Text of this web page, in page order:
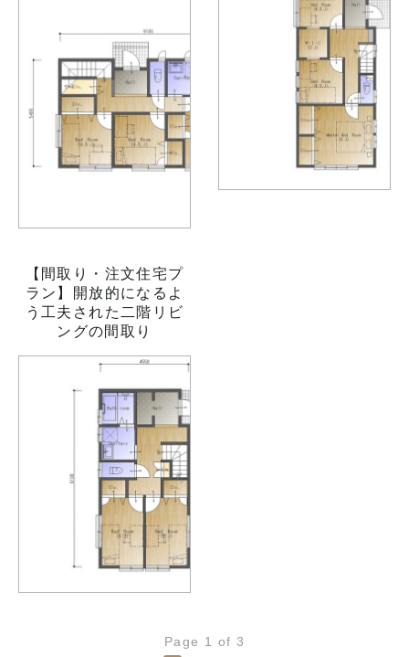
【間取り・注文住宅プ
ラン】開放的になるよ
う工夫された二階リビ
ングの間取り
Page 1 of 3